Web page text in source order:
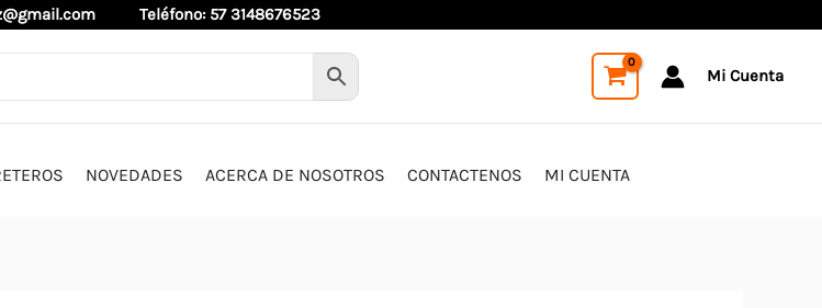
Teléfono: 57 3148676523
Mi Cuenta
NOVEDADES ACERCA DE NOSOTROS CONTACTENOS MI CUENTA